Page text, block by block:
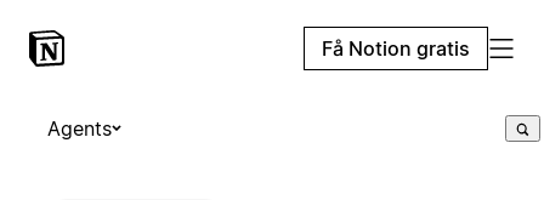
Få Notion gratis
Agents